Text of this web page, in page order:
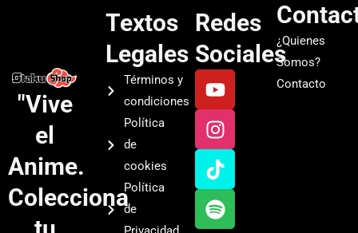
"Vive
el
Anime.
Colecciona
Textos
Legales
Términos y
condiciones
Política
de
cookies
Política
de
Redes
Sociales
Y
o
u
t
u
b
e
I
n
s
t
a
g
r
a
T
i
k
t
o
k
S
p
o
t
i
f
y
¿Quienes
Somos?
Contacto